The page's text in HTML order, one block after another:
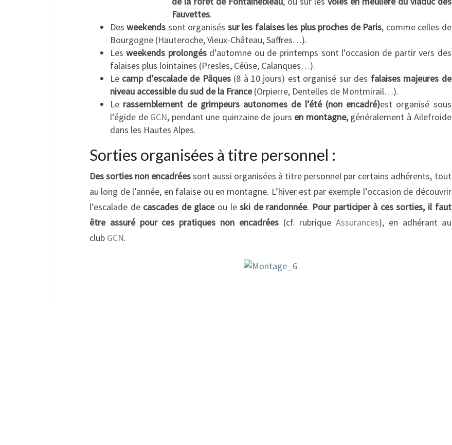
Fauvettes.
Desweekends sont organisés sur les falaises les plus proches de Paris, comme celles de
Bourgogne (Hauteroche, Vieux-Château, Saffres…).
Lesweekends prolongésd’automne ou de printemps sont l’occasion de partir vers des
falaises plus lointaines (Presles, Céüse, Calanques…).
Le camp d’escalade de Pâques(8 à 10 jours) est organisé sur des falaises majeures de
niveau accessible du sud de la France(Orpierre, Dentelles de Montmirail…).
Le rassemblement de grimpeurs autonomes de l’été (non encadré)est organisé sous
l’égide de GCN, pendant une quinzaine de jours en montagne,généralement à Ailefroide
dans les Hautes Alpes.
Sorties organisées à titre personnel :
Des sorties non encadréessont aussi organisées à titre personnel par certains adhérents, tout
au long de l’année, en falaise ou en montagne. L’hiver est par exemple l’occasion de découvrir
l’escalade de cascades de glaceou leski de randonnée. Pour participer à ces sorties, il faut
être assuré pour ces pratiques non encadrées(cf. rubriqueAssurances), en adhérant au
club GCN.